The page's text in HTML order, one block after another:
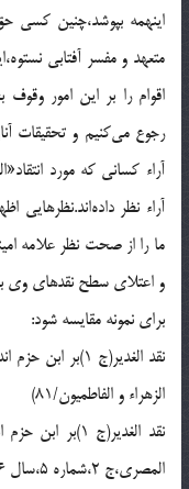
اينهمه بپوشد،چنين كسى
متعهد و مفسر آفتابى
اقوام را بر اين امور
رجوع مى‌كنيم و تحقيقات
آراء كسانى كه مورد
آراء نظر داده‌اند.نظرهايى
ما را از صحت نظر علامه
و اعتلاى سطح نقدهاى وى
براى نمونه مقايسه شود:
نقد الغدير(ج
الزهراء و الفاطميون/81)
نقد الغدير(ج
المصرى،ج 2،شماره 5،سال 1946).